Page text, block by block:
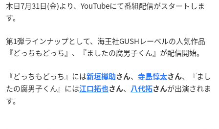
本日7月31日(金)より、YouTubeにて番組配信がスタートしま
す。
第1弾ラインナップとして、海王社GUSHレーベルの人気作品
『どっちもどっち』、『ましたの腐男子くん』が配信開始。
『どっちもどっち』には新垣樽助 さん、 寺島惇太さん、『まし
たの腐男子くん』には江口拓也さん、 八代拓さんが出演されま
す。